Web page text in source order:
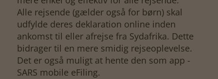
Alle rejsende (gælder også for børn) skal
udfylde deres deklaration online inden
ankomst til eller afrejse fra Sydafrika. Dette
bidrager til en mere smidig rejseoplevelse.
Det er også muligt at hente den som app -
SARS mobile eFiling.